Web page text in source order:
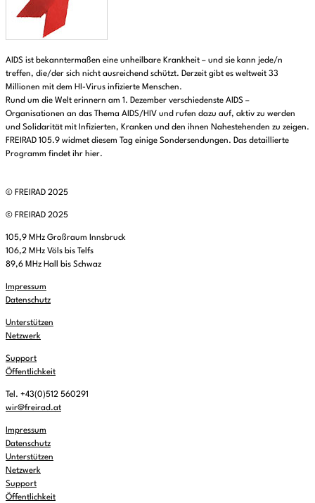
AIDS ist bekanntermaßen eine unheilbare Krankheit – und sie kann jede/n
treffen, die/der sich nicht ausreichend schützt. Derzeit gibt es weltweit 33
Millionen mit dem HI-Virus infizierte Menschen.
Rund um die Welt erinnern am 1. Dezember verschiedenste AIDS –
Organisationen an das Thema AIDS/HIV und rufen dazu auf, aktiv zu werden
und Solidarität mit Infizierten, Kranken und den ihnen Nahestehenden zu zeigen.
FREIRAD 105.9 widmet diesem Tag einige Sondersendungen. Das detaillierte
Programm findet ihr hier.
© FREIRAD 2025
© FREIRAD 2025
105,9 MHz Großraum Innsbruck
106,2 MHz Völs bis Telfs
89,6 MHz Hall bis Schwaz
Impressum
Datenschutz
Unterstützen
Netzwerk
Support
Öffentlichkeit
Tel. +43(0)512 560291
wir@freirad.at
Impressum
Datenschutz
Unterstützen
Netzwerk
Support
Öffentlichkeit